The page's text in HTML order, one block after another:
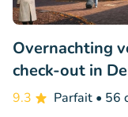
Overnachting
check-out in
9.3 Parfait • 56